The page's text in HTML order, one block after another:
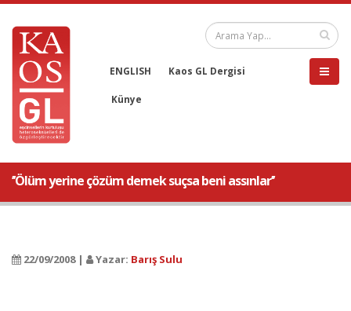
ENGLISH Kaos GL Dergisi
Künye
’’Ölüm yerine çözüm demek suçsa beni assınlar’’
22/09/2008 | Yazar: Barış Sulu